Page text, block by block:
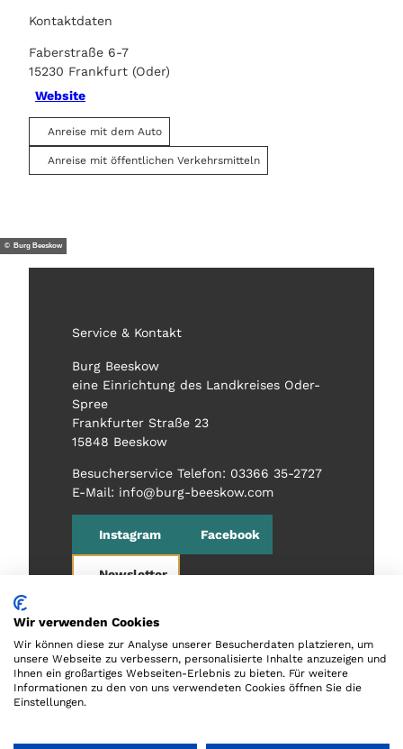
Kontaktdaten
Faberstraße 6-7
15230 Frankfurt (Oder)
Website
Anreise mit dem Auto
Anreise mit öffentlichen Verkehrsmitteln
© Burg Beeskow
Service & Kontakt
Burg Beeskow
eine Einrichtung des Landkreises Oder-
Spree
Frankfurter Straße 23
15848 Beeskow
Besucherservice Telefon: 03366 35-2727
E-Mail: info@burg-beeskow.com
Instagram Facebook
Newsletter
Wir verwenden Cookies
Wir können diese zur Analyse unserer Besucherdaten platzieren, um
unsere Webseite zu verbessern, personalisierte Inhalte anzuzeigen und
Ihnen ein großartiges Webseiten-Erlebnis zu bieten. Für weitere
Informationen zu den von uns verwendeten Cookies öffnen Sie die
Einstellungen.